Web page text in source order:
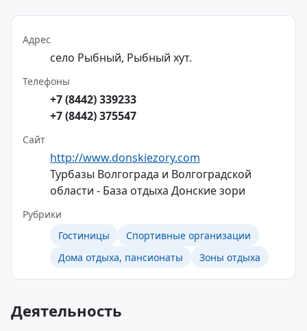
Адрес
село Рыбный, Рыбный хут.
Телефоны
+7 (8442) 339233
+7 (8442) 375547
Сайт
http://www.donskiezory.com
Турбазы Волгограда и Волгоградской
области - База отдыха Донские зори
Рубрики
Гостиницы
Спортивные организации
Дома отдыха, пансионаты
Зоны отдыха
Деятельность